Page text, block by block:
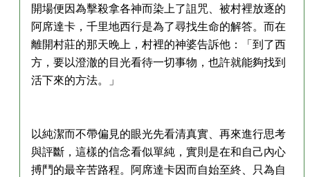
開場便因為擊殺拿各神而染上了詛咒、被村裡放逐的
阿席達卡，千里地西行是為了尋找生命的解答。而在
離開村莊的那天晚上，村裡的神婆告訴他：「到了西
方，要以澄澈的目光看待一切事物，也許就能夠找到
活下來的方法。」
以純潔而不帶偏見的眼光先看清真實、再來進行思考
與評斷，這樣的信念看似單純，實則是在和自己內心
搏鬥的最辛苦路程。阿席達卡因而自始至終、只為自